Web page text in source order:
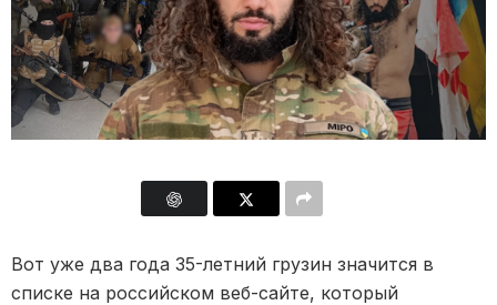
Вот уже два года 35-летний грузин значится в
списке на российском веб-сайте, который